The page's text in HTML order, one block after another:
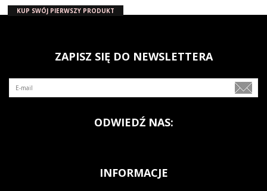
KUP SWÓJ PIERWSZY PRODUKT
ZAPISZ SIĘ DO NEWSLETTERA
ODWIEDŹ NAS:
INFORMACJE